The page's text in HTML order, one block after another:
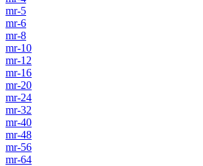
mr-5
mr-6
mr-8
mr-10
mr-12
mr-16
mr-20
mr-24
mr-32
mr-40
mr-48
mr-56
mr-64